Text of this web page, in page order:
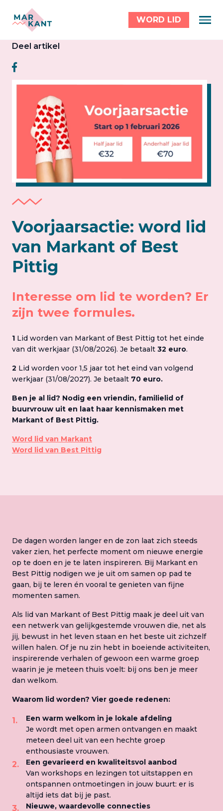
WORD LID
Deel artikel
Voorjaarsactie: word lid
van Markant of Best
Pittig
Interesse om lid te worden? Er
zijn twee formules.
1 Lid worden van Markant of Best Pittig tot het einde
van dit werkjaar (31/08/2026). Je betaalt 32 euro.
2 Lid worden voor 1,5 jaar tot het eind van volgend
werkjaar (31/08/2027). Je betaalt 70 euro.
Ben je al lid? Nodig een vriendin, familielid of
buurvrouw uit en laat haar kennismaken met
Markant of Best Pittig.
Word lid van Markant
Word lid van Best Pittig
De dagen worden langer en de zon laat zich steeds
vaker zien, het perfecte moment om nieuwe energie
op te doen en je te laten inspireren. Bij Markant en
Best Pittig nodigen we je uit om samen op pad te
gaan, bij te leren én vooral te genieten van fijne
momenten samen.
Als lid van Markant of Best Pittig maak je deel uit van
een netwerk van gelijkgestemde vrouwen die, net als
jij, bewust in het leven staan en het beste uit zichzelf
willen halen. Of je nu zin hebt in boeiende activiteiten,
inspirerende verhalen of gewoon een warme groep
waarin je je meteen thuis voelt: bij ons ben je meer
dan welkom.
Waarom lid worden? Vier goede redenen:
Een warm welkom in je lokale afdeling
Je wordt met open armen ontvangen en maakt
meteen deel uit van een hechte groep
enthousiaste vrouwen.
Een gevarieerd en kwaliteitsvol aanbod
Van workshops en lezingen tot uitstappen en
ontspannen ontmoetingen in jouw buurt: er is
altijd iets dat bij je past.
Nieuwe, waardevolle connecties